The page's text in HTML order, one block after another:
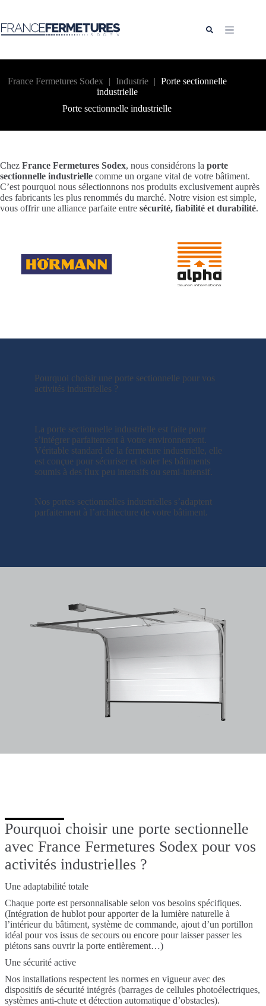
contenu
France Fermetures Sodex | Industrie | Porte sectionnelle
industrielle
Porte sectionnelle industrielle
Chez France Fermetures Sodex, nous considérons la porte
sectionnelle industrielle comme un organe vital de votre bâtiment.
C’est pourquoi nous sélectionnons nos produits exclusivement auprès
des fabricants les plus renommés du marché. Notre vision est simple,
vous offrir une alliance parfaite entre sécurité, fiabilité et durabilité.
Pourquoi choisir une porte sectionnelle pour vos
activités industrielles ?
La porte sectionnelle industrielle est faite pour
s’intégrer parfaitement à votre environnement.
Véritable standard de la fermeture industrielle, elle
est conçue pour sécuriser et isoler les bâtiments
soumis à des flux peu intensifs ou semi-intensif.
Nos portes sectionnelles industrielles s’adaptent
parfaitement à l’architecture de votre bâtiment.
Pourquoi choisir une porte sectionnelle
avec France Fermetures Sodex pour vos
activités industrielles ?
Une adaptabilité totale
Chaque porte est personnalisable selon vos besoins spécifiques.
(Intégration de hublot pour apporter de la lumière naturelle à
l’intérieur du bâtiment, système de commande, ajout d’un portillon
idéal pour vos issus de secours ou encore pour laisser passer les
piétons sans ouvrir la porte entièrement…)
Une sécurité active
Nos installations respectent les normes en vigueur avec des
dispositifs de sécurité intégrés (barrages de cellules photoélectriques,
systèmes anti-chute et détection automatique d’obstacles).